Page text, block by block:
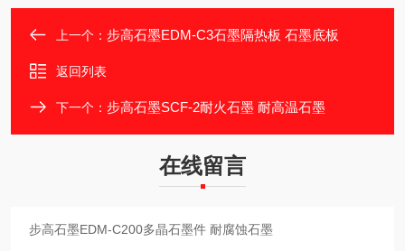
上一个： 步高石墨EDM-C3石墨隔热板 石墨底板
返回列表
下一个： 步高石墨SCF-2耐火石墨 耐高温石墨
在线留言